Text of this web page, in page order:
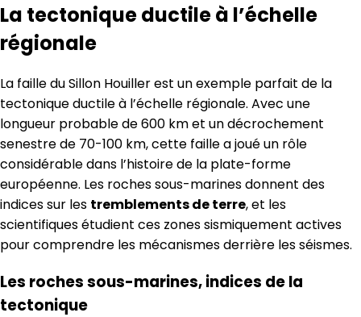
La tectonique ductile à l’échelle
régionale
La faille du Sillon Houiller est un exemple parfait de la
tectonique ductile à l’échelle régionale. Avec une
longueur probable de 600 km et un décrochement
senestre de 70-100 km, cette faille a joué un rôle
considérable dans l’histoire de la plate-forme
européenne. Les roches sous-marines donnent des
indices sur les tremblements de terre, et les
scientifiques étudient ces zones sismiquement actives
pour comprendre les mécanismes derrière les séismes.
Les roches sous-marines, indices de la
tectonique